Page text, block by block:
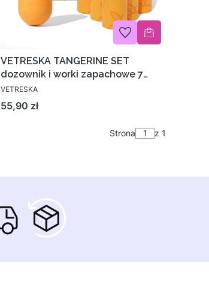
VETRESKA TANGERINE SET
dozownik i worki zapachowe 7
rolek
VETRESKA
Cena
55,90 zł
Strona z 1